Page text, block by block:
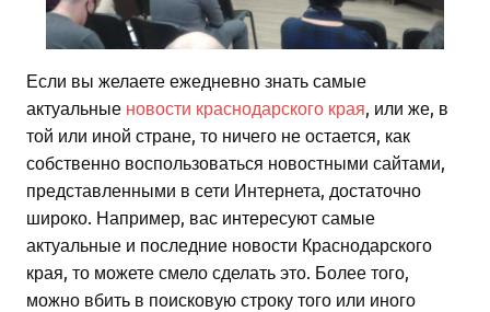
Если вы желаете ежедневно знать самые
актуальные новости краснодарского края , или же, в
той или иной стране, то ничего не остается, как
собственно воспользоваться новостными сайтами,
представленными в сети Интернета, достаточно
широко. Например, вас интересуют самые
актуальные и последние новости Краснодарского
края, то можете смело сделать это. Более того,
можно вбить в поисковую строку того или иного